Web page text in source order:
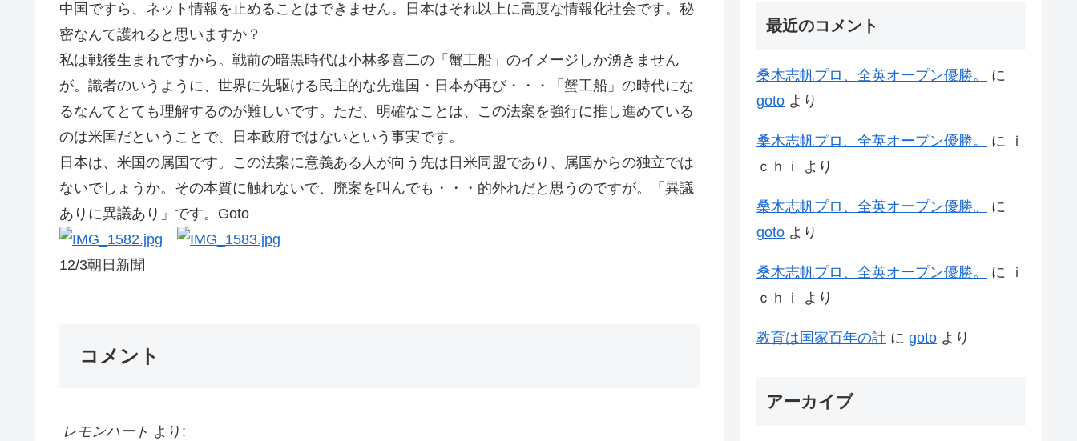
中国ですら、ネット情報を止めることはできません。日本はそれ以上に高度な情報化社会です。秘
密なんて護れると思いますか？
私は戦後生まれですから。戦前の暗黒時代は小林多喜二の「蟹工船」のイメージしか湧きません
が。識者のいうように、世界に先駆ける民主的な先進国・日本が再び・・・「蟹工船」の時代にな
るなんてとても理解するのが難しいです。ただ、明確なことは、この法案を強行に推し進めている
のは米国だということで、日本政府ではないという事実です。
日本は、米国の属国です。この法案に意義ある人が向う先は日米同盟であり、属国からの独立では
ないでしょうか。その本質に触れないで、廃案を叫んでも・・・的外れだと思うのですが。「異議
ありに異議あり」です。Goto
12/3朝日新聞
コメント
レモンハート より:
最近のコメント
桑木志帆プロ、全英オープン優勝。
に
goto より
桑木志帆プロ、全英オープン優勝。 に
ｉ
ｃｈｉ
より
桑木志帆プロ、全英オープン優勝。
に
goto より
桑木志帆プロ、全英オープン優勝。 に
ｉ
ｃｈｉ
より
教育は国家百年の計 に goto より
アーカイブ